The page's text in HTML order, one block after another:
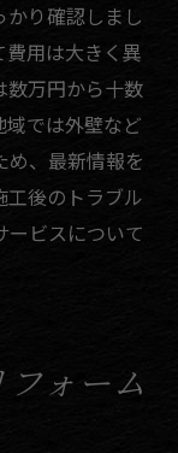
かり確認しまし
費用は大きく異
数万円から十数
では外壁など
め、最新情報を
工後のトラブル
ービスについて
ォーム